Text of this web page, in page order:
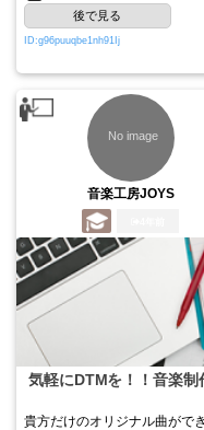
後で見る
ID:g96puuqbe1nh91Ij
音楽工房JOYS
気軽にDTMを！！音楽制
貴方だけのオリジナル曲がで